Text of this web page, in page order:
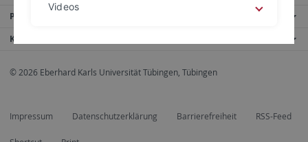
Portale
Kontaktinfo
© 2026 Eberhard Karls Universität Tübingen, Tübingen
Impressum Datenschutzerklärung Barrierefreiheit RSS-Feed
Videos